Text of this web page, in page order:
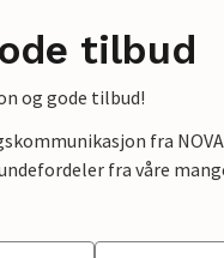
tilbud
og gode tilbud!
fra
fra våre